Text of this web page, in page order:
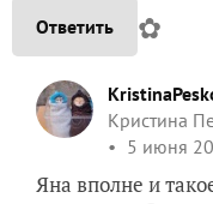
Ответить ✿
Кристина
5 июня
Яна вполне и